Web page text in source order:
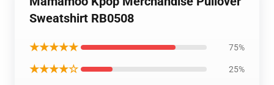
Sweatshirt RB0508
★★★★★ 75%
★★★★☆ 25%